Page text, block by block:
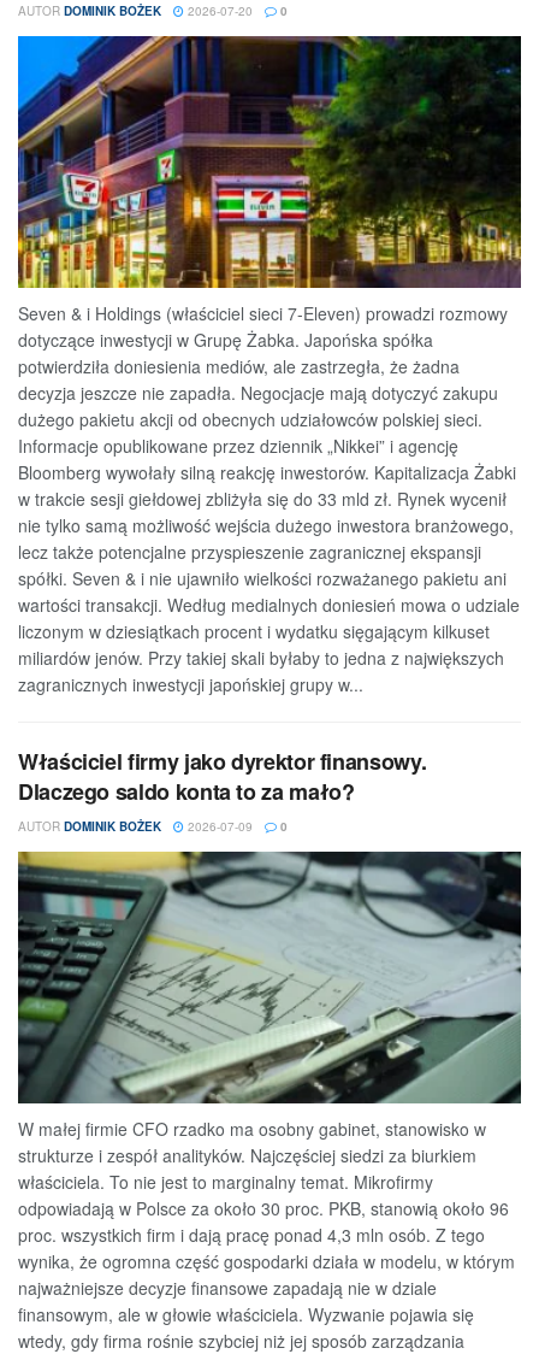
AUTOR DOMINIK BOŻEK 2026-07-20 0
Seven & i Holdings (właściciel sieci 7-Eleven) prowadzi rozmowy
dotyczące inwestycji w Grupę Żabka. Japońska spółka
potwierdziła doniesienia mediów, ale zastrzegła, że żadna
decyzja jeszcze nie zapadła. Negocjacje mają dotyczyć zakupu
dużego pakietu akcji od obecnych udziałowców polskiej sieci.
Informacje opublikowane przez dziennik „Nikkei” i agencję
Bloomberg wywołały silną reakcję inwestorów. Kapitalizacja Żabki
w trakcie sesji giełdowej zbliżyła się do 33 mld zł. Rynek wycenił
nie tylko samą możliwość wejścia dużego inwestora branżowego,
lecz także potencjalne przyspieszenie zagranicznej ekspansji
spółki. Seven & i nie ujawniło wielkości rozważanego pakietu ani
wartości transakcji. Według medialnych doniesień mowa o udziale
liczonym w dziesiątkach procent i wydatku sięgającym kilkuset
miliardów jenów. Przy takiej skali byłaby to jedna z największych
zagranicznych inwestycji japońskiej grupy w...
Właściciel firmy jako dyrektor finansowy.
Dlaczego saldo konta to za mało?
AUTOR DOMINIK BOŻEK 2026-07-09 0
W małej firmie CFO rzadko ma osobny gabinet, stanowisko w
strukturze i zespół analityków. Najczęściej siedzi za biurkiem
właściciela. To nie jest to marginalny temat. Mikrofirmy
odpowiadają w Polsce za około 30 proc. PKB, stanowią około 96
proc. wszystkich firm i dają pracę ponad 4,3 mln osób. Z tego
wynika, że ogromna część gospodarki działa w modelu, w którym
najważniejsze decyzje finansowe zapadają nie w dziale
finansowym, ale w głowie właściciela. Wyzwanie pojawia się
wtedy, gdy firma rośnie szybciej niż jej sposób zarządzania